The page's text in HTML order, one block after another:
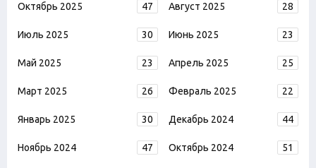
Октябрь 2025 47 Август 2025 28
Июль 2025 30 Июнь 2025 23
Май 2025 23 Апрель 2025 25
Март 2025 26 Февраль 2025 22
Январь 2025 30 Декабрь 2024 44
Ноябрь 2024 47 Октябрь 2024 51